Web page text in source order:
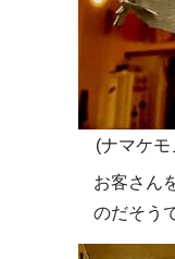
(ナマケモ
お客さん
のだそう